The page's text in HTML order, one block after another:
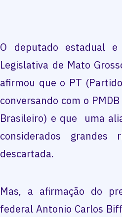
O deputado estadual e
Legislativa de Mato
afirmou que o PT
conversando com o
Brasileiro) e que uma
considerados
descartada.
Mas, a afirmação do
federal Antonio Carlos